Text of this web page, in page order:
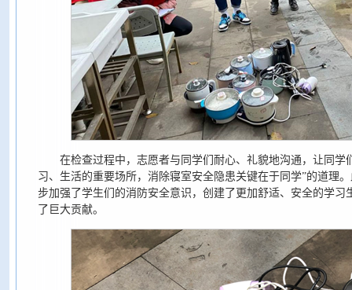
在检查过程中，志愿者与同学们耐心、礼貌地沟通，让同学
习、生活的重要场所，消除寝室安全隐患关键在于同学”的道理
步加强了学生们的消防安全意识，创建了更加舒适、安全的学习
了巨大贡献。